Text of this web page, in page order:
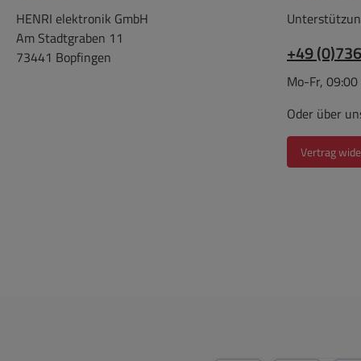
) Bei Betrieb für 15VAC -- 0
-- 15VAC PS für den
Mittelabgriff ( 0_) sind die
Farben Orange und Schwarz
Druckplatte,
zur
HENRI elektronik GmbH
Am Stadtgraben 11
73441 Bopfingen
+49
Mo-Fr,
Oder über
Vertrag